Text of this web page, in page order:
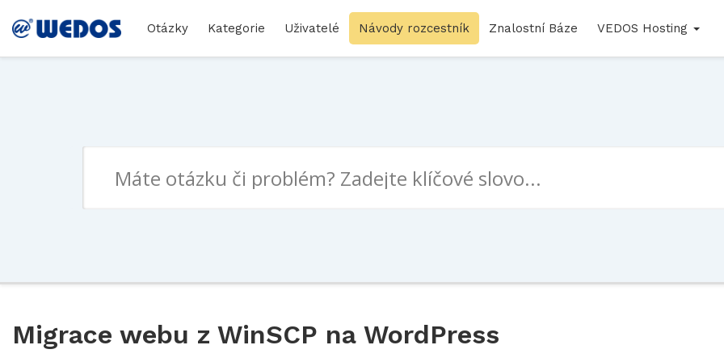
Otázky Kategorie Uživatelé Návody rozcestník Znalostní Báze VEDOS Hosting
Migrace webu z WinSCP na WordPress